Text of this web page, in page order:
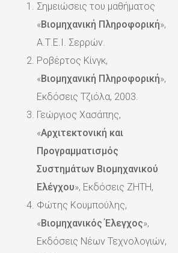
Σημειώσεις του μαθήματος
«Βιομηχανική Πληροφορική»,
Α.Τ.Ε.Ι. Σερρών.
Ροβέρτος Κίνγκ,
«Βιομηχανική Πληροφορική»,
Εκδόσεις Τζιόλα, 2003.
Γεώργιος Χασάπης,
«Αρχιτεκτονική και
Προγραμματισμός
Συστημάτων Βιομηχανικού
Ελέγχου», Εκδόσεις ΖΗΤΗ,
Φώτης Κουμπούλης,
«Βιομηχανικός Έλεγχος»,
Εκδόσεις Νέων Τεχνολογιών,